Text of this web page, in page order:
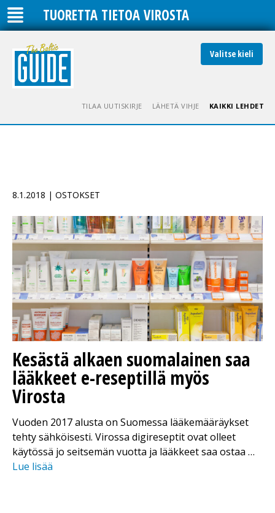
TUORETTA TIETOA VIROSTA
Valitse kieli
TILAA UUTISKIRJE LÄHETÄ VIHJE KAIKKI LEHDET
8.1.2018 | OSTOKSET
Kesästä alkaen suomalainen saa
lääkkeet e-reseptillä myös
Virosta
Vuoden 2017 alusta on Suomessa lääkemääräykset
tehty sähköisesti. Virossa digireseptit ovat olleet
käytössä jo seitsemän vuotta ja lääkkeet saa ostaa …
Lue lisää